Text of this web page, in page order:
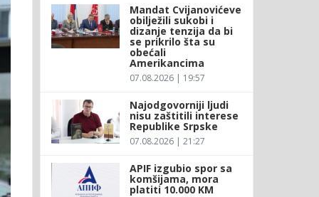
Mandat Cvijanovićeve
obilježili sukobi i
dizanje tenzija da bi
se prikrilo šta su
obećali
Amerikancima
07.08.2026 | 19:57
Najodgovorniji ljudi
nisu zaštitili interese
Republike Srpske
07.08.2026 | 21:27
APIF izgubio spor sa
komšijama, mora
platiti 10.000 KM